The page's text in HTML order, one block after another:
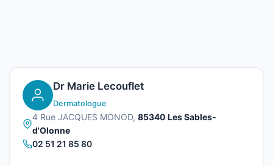
Dr Marie Lecouflet
Dermatologue
4 Rue JACQUES MONOD, 85340 Les Sables-
d'Olonne
02 51 21 85 80